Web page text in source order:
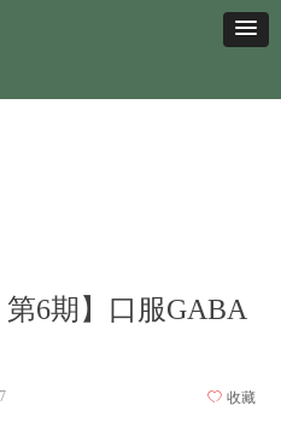
第6期】口服GABA
ꄀ 收藏